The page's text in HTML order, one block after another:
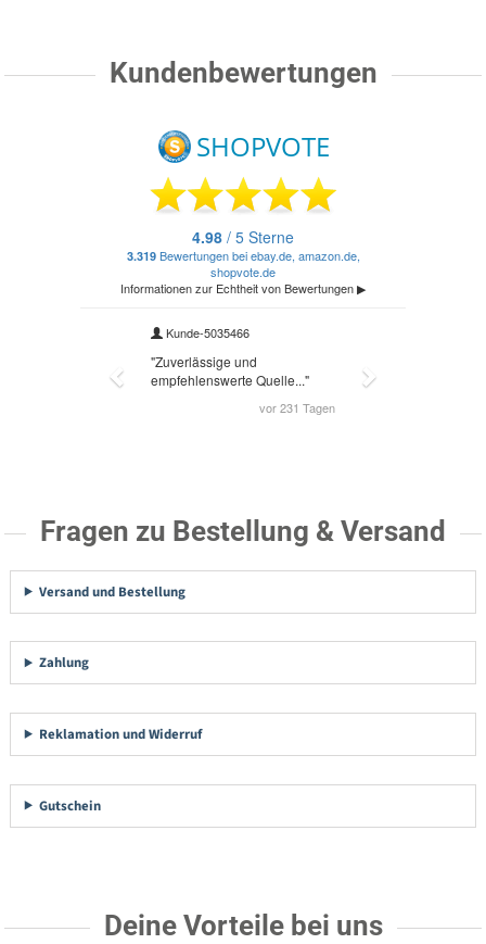
Kundenbewertungen
Fragen zu Bestellung & Versand
Versand und Bestellung
Zahlung
Reklamation und Widerruf
Gutschein
Deine Vorteile bei uns